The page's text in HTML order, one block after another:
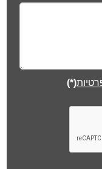
(*)